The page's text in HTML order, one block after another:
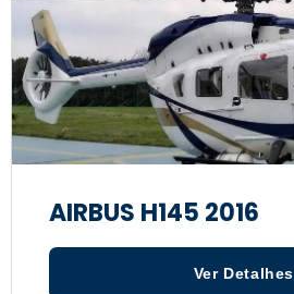
AIRBUS H145 2016
Ver Detalhes